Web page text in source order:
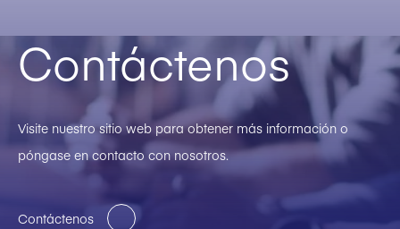
Contáctenos
Visite nuestro sitio web para obtener más información o
póngase en contacto con nosotros.
Contáctenos